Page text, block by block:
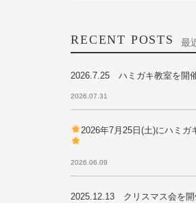
RECENT POSTS 最
2026.7.25 ハミガキ教室を開
2026.07.31
2026年7月25日(土)にハミガ
2026.06.09
2025.12.13 クリスマス会を開